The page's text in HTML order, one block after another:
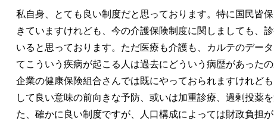
私自身、とても良い制度だと思っております。特に国民皆
きていますけれども、今の介護保険制度に関しましても、
いると思っております。ただ医療も介護も、カルテのデー
てこういう疾病が起こる人は過去にどういう病歴があった
企業の健康保険組合さんでは既にやっておられますけれど
して良い意味の前向きな予防、或いは加重診療、過剰投薬
た、確かに良い制度ですが、人口構成によっては財政負担